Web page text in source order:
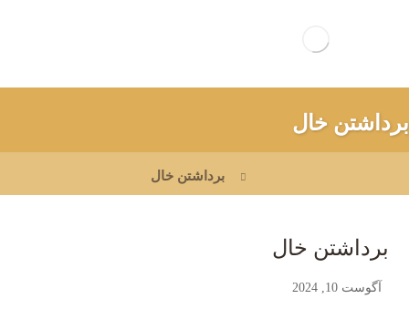
برداشتن خال
برداشتن خال
برداشتن خال
آگوست 10, 2024